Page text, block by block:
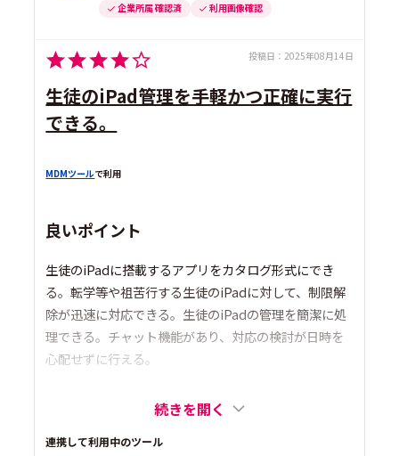
企業所属 確認済 利用画像確認
投稿日： 2025年08月14日
生徒のiPad管理を手軽かつ正確に実行
できる。
MDMツールで利用
良いポイント
生徒のiPadに搭載するアプリをカタログ形式にでき
る。転学等や祖苦行する生徒のiPadに対して、制限解
除が迅速に対応できる。生徒のiPadの管理を簡潔に処
理できる。チャット機能があり、対応の検討が日時を
心配せずに行える。
続きを開く
連携して利用中のツール